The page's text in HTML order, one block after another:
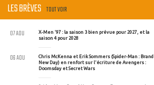
LES BRÈVES TOUT VOIR
X-Men '97 : la saison 3 bien prévue pour 2027, et la
saison 4 pour 2028
07 AOU
Chris McKenna et Erik Sommers (Spider-Man : Brand
New Day) en renfort sur l'écriture de Avengers :
Doomsday et Secret Wars
06 AOU